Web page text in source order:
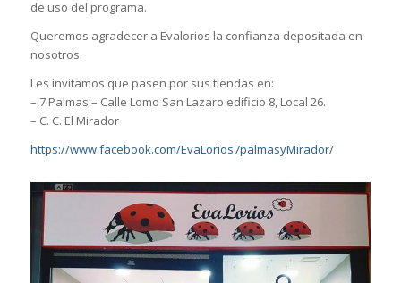
de uso del programa.
Queremos agradecer a Evalorios la confianza depositada en
nosotros.
Les invitamos que pasen por sus tiendas en:
– 7 Palmas – Calle Lomo San Lazaro edificio 8, Local 26.
– C. C. El Mirador
https://www.facebook.com/EvaLorios7palmasyMirador/